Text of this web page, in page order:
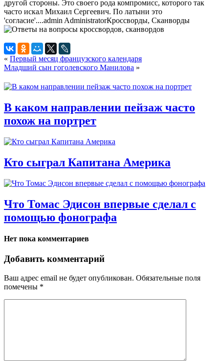
другой стороны. Это своего рода компромисс, которого так
часто искал Михаил Сергеевич. По латыни это
'согласие'....admin AdministratorКроссворды, Сканворды
« Первый месяц французского календаря
Младший сын гоголевского Манилова »
В каком направлении пейзаж часто
похож на портрет
Кто сыграл Капитана Америка
Что Томас Эдисон впервые сделал с
помощью фонографа
Нет пока комментариев
Добавить комментарий
Ваш адрес email не будет опубликован. Обязательные поля
помечены *